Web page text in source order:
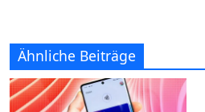
Ähnliche Beiträge